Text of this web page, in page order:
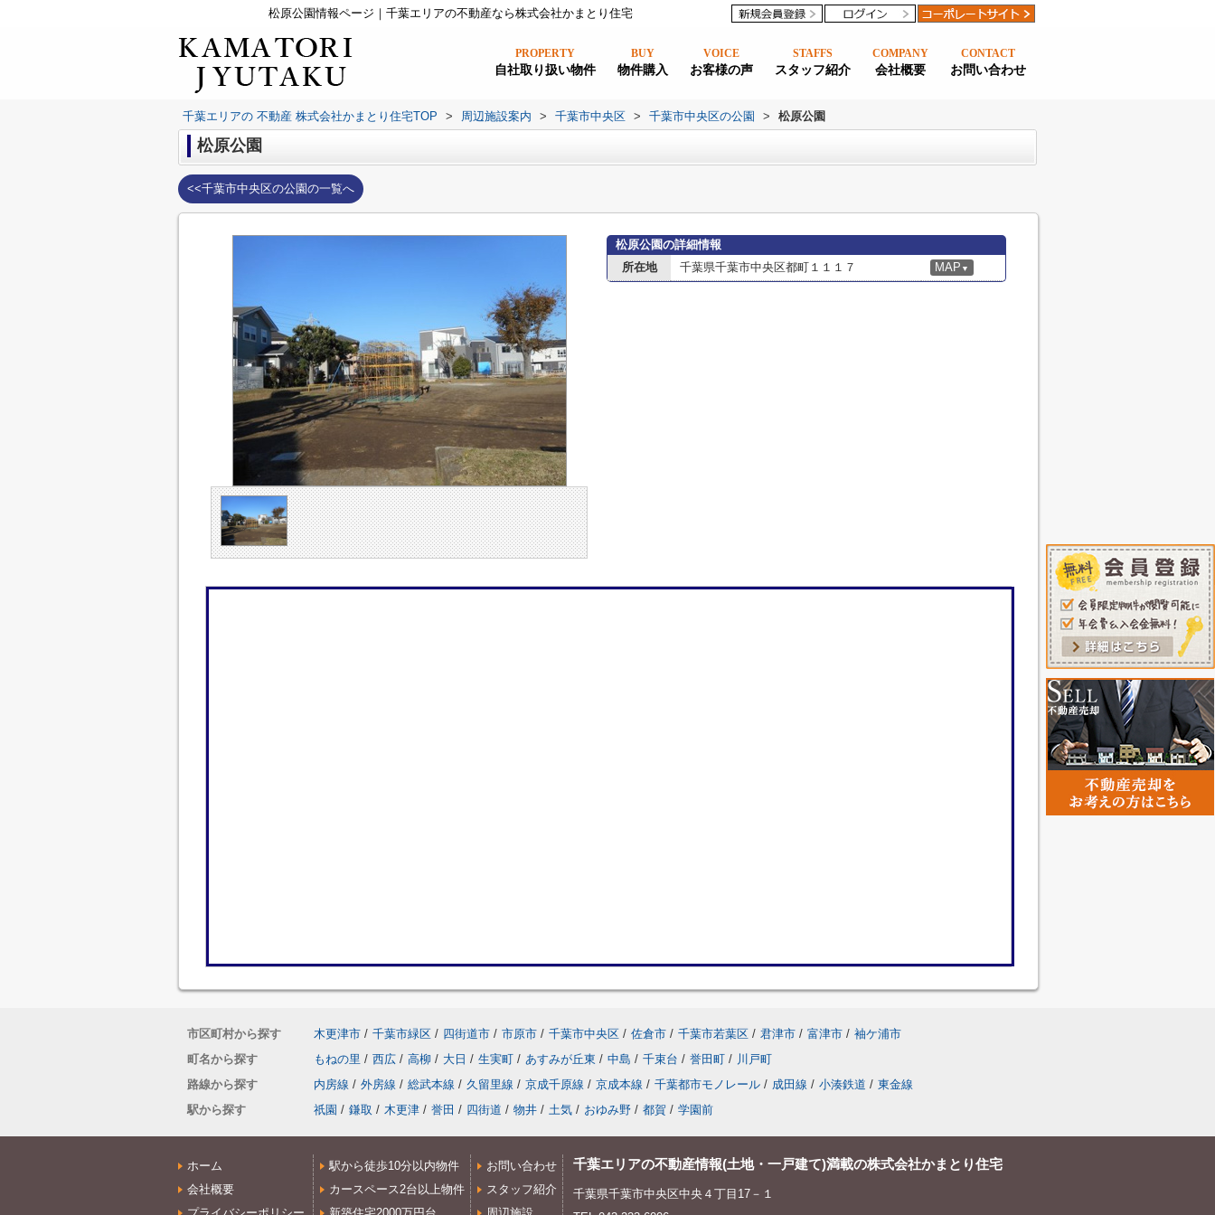
松原公園情報ページ｜千葉エリアの不動産なら株式会社かまとり住宅
PROPERTY
自社取り扱い物件
BUY
物件購入
VOICE
お客様の声
STAFFS
スタッフ紹介
COMPANY
会社概要
CONTACT
お問い合わせ
千葉エリアの 不動産 株式会社かまとり住宅TOP > 周辺施設案内 > 千葉市中央区 > 千葉市中央区の公園 > 松原公園
松原公園
<<千葉市中央区の公園の一覧へ
松原公園の詳細情報
所在地
千葉県千葉市中央区都町１１１７ MAP ▼
市区町村から探す 木更津市 / 千葉市緑区 / 四街道市 / 市原市 / 千葉市中央区 / 佐倉市 / 千葉市若葉区 / 君津市 / 富津市 / 袖ケ浦市
町名から探す
もねの里 / 西広 / 高柳 / 大日 / 生実町 / あすみが丘東 / 中島 / 千束台 / 誉田町 / 川戸町
路線から探す
内房線 / 外房線 / 総武本線 / 久留里線 / 京成千原線 / 京成本線 / 千葉都市モノレール / 成田線 / 小湊鉄道 / 東金線
駅から探す
祇園 / 鎌取 / 木更津 / 誉田 / 四街道 / 物井 / 土気 / おゆみ野 / 都賀 / 学園前
ホーム
会社概要
駅から徒歩10分以内物件
カースペース2台以上物件
お問い合わせ
スタッフ紹介
千葉エリアの不動産情報(土地・一戸建て)満載の株式会社かまとり住宅
千葉県千葉市中央区中央４丁目17－１